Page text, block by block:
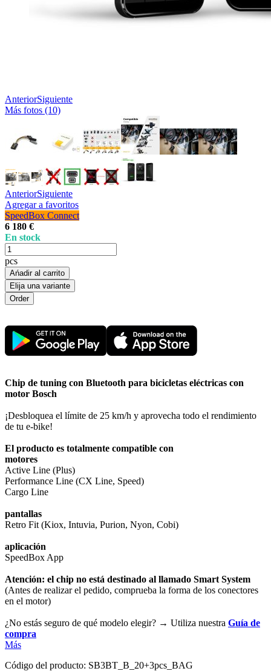
AnteriorSiguiente
Más fotos (10)
AnteriorSiguiente
Agregar a favoritos
SpeedBox Connect
6 180 €
En stock
pcs
Ańadir al carrito
Elija una variante
Chip de tuning con Bluetooth para bicicletas eléctricas con
motor Bosch
¡Desbloquea el límite de 25 km/h y aprovecha todo el rendimiento
de tu e-bike!
El producto es totalmente compatible con
motores
Active Line (Plus)
Performance Line (CX Line, Speed)
Cargo Line
pantallas
Retro Fit (Kiox, Intuvia, Purion, Nyon, Cobi)
aplicación
SpeedBox App
Atención: el chip no está destinado al llamado Smart System
(Antes de realizar el pedido, comprueba la forma de los conectores
en el motor)
¿No estás seguro de qué modelo elegir? → Utiliza nuestra Guía de
compra
Más
Código del producto: SB3BT_B_20+3pcs_BAG